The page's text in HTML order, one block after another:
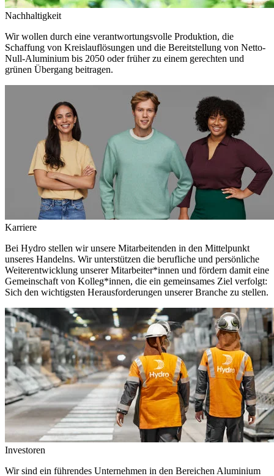
Nachhaltigkeit
Wir wollen durch eine verantwortungsvolle Produktion, die
Schaffung von Kreislauflösungen und die Bereitstellung von Netto-
Null-Aluminium bis 2050 oder früher zu einem gerechten und
grünen Übergang beitragen.
Karriere
Bei Hydro stellen wir unsere Mitarbeitenden in den Mittelpunkt
unseres Handelns. Wir unterstützen die berufliche und persönliche
Weiterentwicklung unserer Mitarbeiter*innen und fördern damit eine
Gemeinschaft von Kolleg*innen, die ein gemeinsames Ziel verfolgt:
Sich den wichtigsten Herausforderungen unserer Branche zu stellen.
Investoren
Wir sind ein führendes Unternehmen in den Bereichen Aluminium